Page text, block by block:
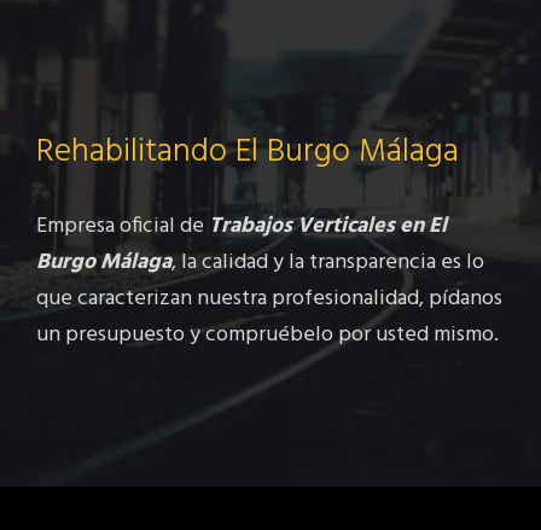
Rehabilitando El Burgo Málaga
Empresa oficial de Trabajos Verticales en El
Burgo Málaga, la calidad y la transparencia es lo
que caracterizan nuestra profesionalidad, pídanos
un presupuesto y compruébelo por usted mismo.